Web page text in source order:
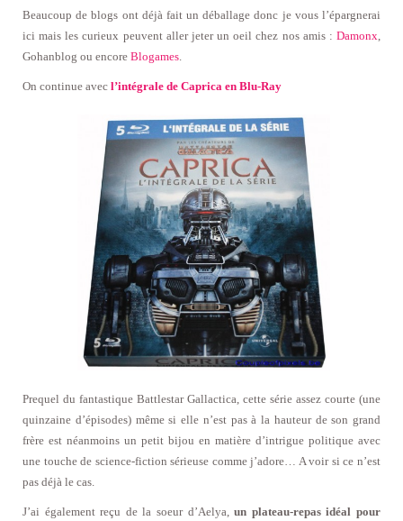
Beaucoup de blogs ont déjà fait un déballage donc je vous l’épargnerai
ici mais les curieux peuvent aller jeter un oeil chez nos amis : Damonx,
Gohanblog ou encore Blogames.
On continue avec l’intégrale de Caprica en Blu-Ray
Prequel du fantastique Battlestar Gallactica, cette série assez courte (une
quinzaine d’épisodes) même si elle n’est pas à la hauteur de son grand
frère est néanmoins un petit bijou en matière d’intrigue politique avec
une touche de science-fiction sérieuse comme j’adore… A voir si ce n’est
pas déjà le cas.
J’ai également reçu de la soeur d’Aelya,un plateau-repas idéal pour